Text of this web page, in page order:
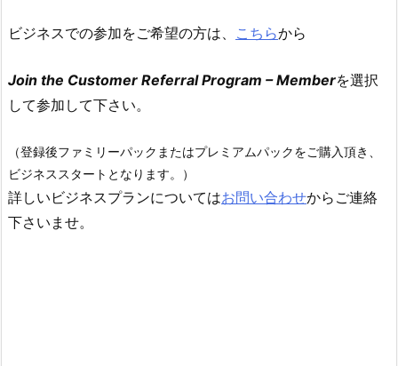
ビジネスでの参加をご希望の方は、 こちらから
Join the Customer Referral Program – Memberを選択
して参加して下さい。
（登録後ファミリーパックまたはプレミアムパックをご購入頂き、
ビジネススタートとなります。）
詳しいビジネスプランについてはお問い合わせからご連絡
下さいませ。